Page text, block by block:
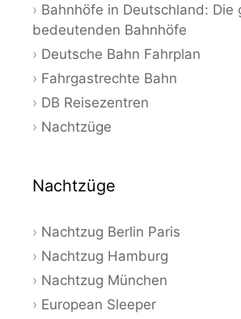
Bahnhöfe in Deutschland: Die
bedeutenden Bahnhöfe
Deutsche Bahn Fahrplan
Fahrgastrechte Bahn
DB Reisezentren
Nachtzüge
Nachtzüge
Nachtzug Berlin Paris
Nachtzug Hamburg
Nachtzug München
European Sleeper